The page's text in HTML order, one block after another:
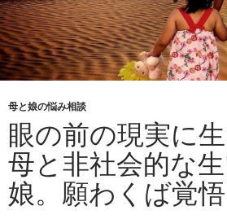
母と娘の悩み相談
眼の前の現実に
母と非社会的な
娘。願わくば覚